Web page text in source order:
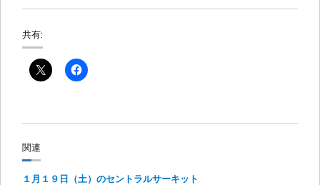
共有:
関連
１月１９日（土）のセントラルサーキット